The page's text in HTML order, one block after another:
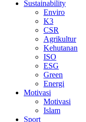
Sustainability
Enviro
K3
CSR
Agrikultur
Kehutanan
ISO
ESG
Green
Energi
Motivasi
Motivasi
Islam
Sport